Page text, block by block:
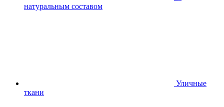
натуральным составом
Уличные
ткани